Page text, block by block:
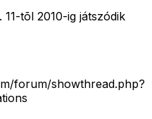
tõl 2010-ig játszódik
forum/showthread.php?